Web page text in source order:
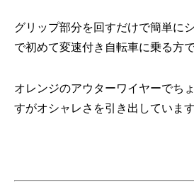
グリップ部分を回すだけで簡単に
で初めて変速付き自転車に乗る方
オレンジのアウターワイヤーでち
すがオシャレさを引き出しています